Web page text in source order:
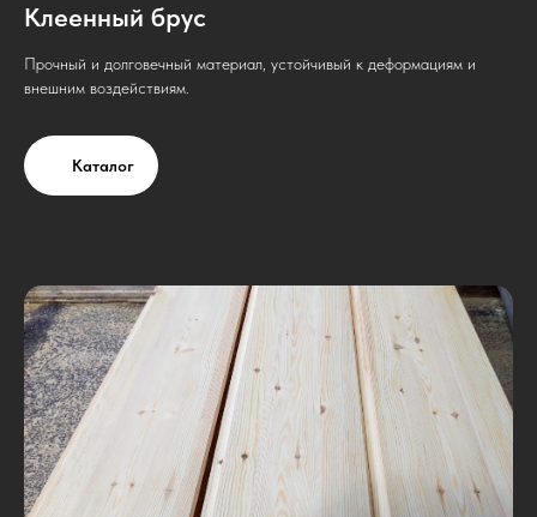
Клеенный брус
Прочный и долговечный материал, устойчивый к деформациям и
внешним воздействиям.
Каталог